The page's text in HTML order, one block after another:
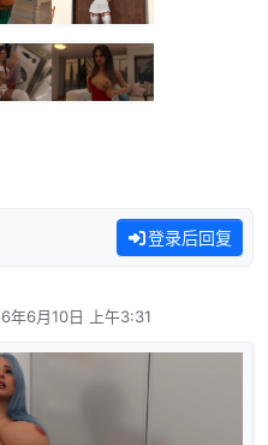
登录后回复
年6月10日 上午3:31
辑